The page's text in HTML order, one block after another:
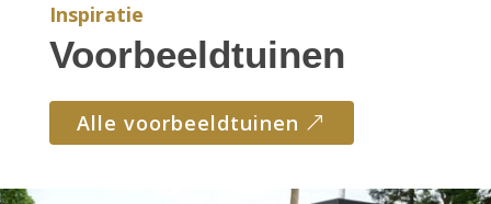
Inspiratie
Voorbeeldtuinen
alle voorbeeldtuinen